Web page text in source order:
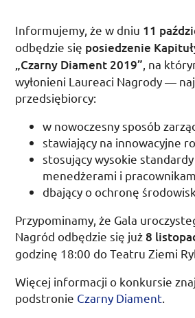
Informujemy, że w dniu 11
odbędzie się posiedzenie
„Czarny Diament 2019” , na
wyłonieni Laureaci Nagrody —
przedsiębiorcy:
w nowoczesny sposób
stawiający na innowacyjne
stosujący wysokie
menedżerami i
dbający o ochronę
Przypominamy, że Gala
Nagród odbędzie się już8
godzinę 18:00 do Teatru Ziemi
Więcej informacji o konkursie
podstronie Czarny Diament